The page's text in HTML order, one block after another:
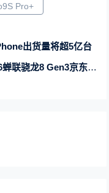
Pro+
出货量将超5亿台
龙8 Gen3京东热卖榜7天